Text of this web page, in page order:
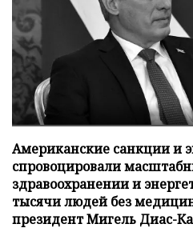
Американские санкции и
спровоцировали
здравоохранении и
тысячи людей без
президент Мигель Диас-